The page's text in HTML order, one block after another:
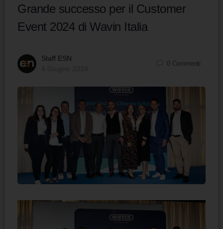
Grande successo per il Customer
Event 2024 di Wavin Italia
Staff ESN
0 Commenti